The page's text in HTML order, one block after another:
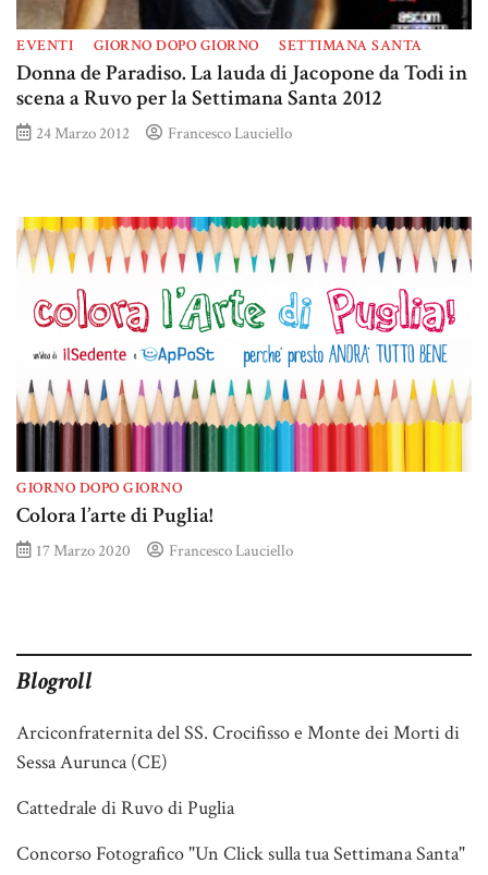
EVENTI GIORNO DOPO GIORNO SETTIMANA SANTA
Donna de Paradiso. La lauda di Jacopone da Todi in
scena a Ruvo per la Settimana Santa 2012
24 Marzo 2012 Francesco Lauciello
GIORNO DOPO GIORNO
Colora l’arte di Puglia!
17 Marzo 2020 Francesco Lauciello
Blogroll
Arciconfraternita del SS. Crocifisso e Monte dei Morti di
Sessa Aurunca (CE)
Cattedrale di Ruvo di Puglia
Concorso Fotografico "Un Click sulla tua Settimana Santa"